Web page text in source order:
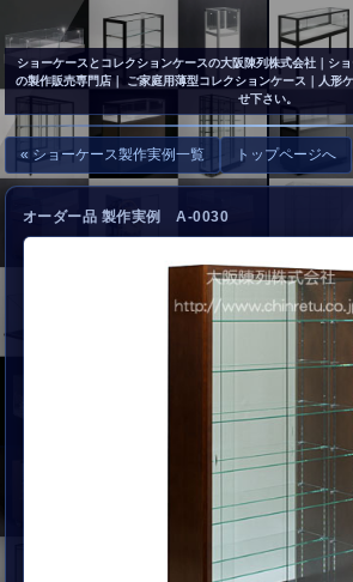
お問い合わせ
ショーケースとコレクションケースの大阪陳列株式会社 ｜シ
の製作販売専門店｜ ご家庭用薄型コレクションケース｜人形
せ下さい。
« ショーケース製作実例一覧 トップページへ
オーダー品 製作実例 A-0030